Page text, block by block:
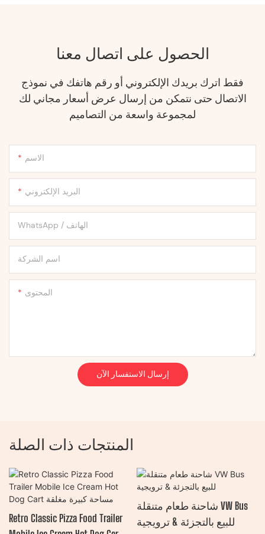
الحصول على اتصال معنا
فقط اترك بريدك الإلكتروني أو رقم هاتفك في نموذج
الاتصال حتى نتمكن من إرسال عرض أسعار مجاني لك
لمجموعة واسعة من التصاميم
الاسم
البريد الإلكتروني
WhatsApp / الهاتف
اسم الشركة
المحتوى
إرسال الاستفسار الآن
المنتجات ذات الصلة
Retro Classic Pizza Food Trailer
شاحنة طعام متنقلة VW Bus
للبيع بالتجزئة & ترويجية